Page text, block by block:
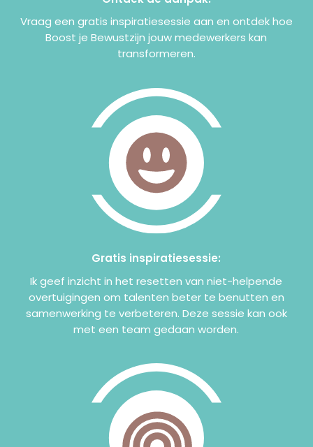
Vraag een gratis inspiratiesessie aan en ontdek hoe
Boost je Bewustzijn jouw medewerkers kan
transformeren.
Gratis inspiratiesessie:
Ik geef inzicht in het resetten van niet-helpende
overtuigingen om talenten beter te benutten en
samenwerking te verbeteren. Deze sessie kan ook
met een team gedaan worden.